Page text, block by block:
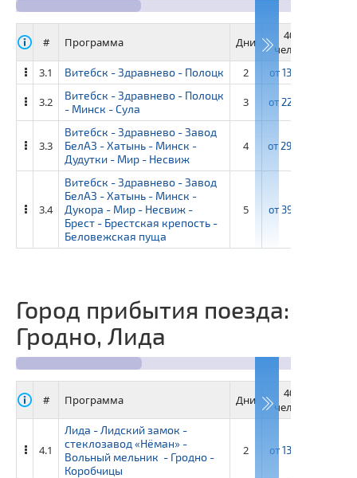
# Программа Дни
40+4
человек
3.1
Витебск - Здравнево - Полоцк 2 от13 350 ₽
3.2
Витебск - Здравнево - Полоцк
- Минск - Сула
3 от22 750 ₽
3.3
Витебск - Здравнево - Завод
БелАЗ - Хатынь - Минск -
Дудутки - Мир - Несвиж
4 от29 600 ₽
3.4
Витебск - Здравнево - Завод
БелАЗ - Хатынь - Минск -
Дукора - Мир - Несвиж -
Брест - Брестская крепость -
Беловежская пуща
5 от39 650 ₽
Город прибытия поезда:
Гродно, Лида
# Программа Дни
40+4
человек
4.1
Лида - Лидский замок -
стеклозавод «Нёман» -
Вольный мельник - Гродно -
Коробчицы
2 от13 750 ₽